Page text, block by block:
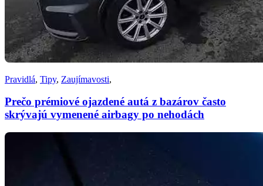
Pravidlá, Tipy, Zaujímavosti,
Prečo prémiové ojazdené autá z bazárov často
skrývajú vymenené airbagy po nehodách